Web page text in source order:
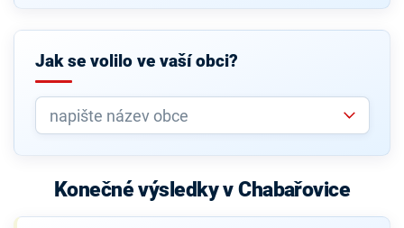
Jak se volilo ve vaší obci?
Konečné výsledky v Chabařovice